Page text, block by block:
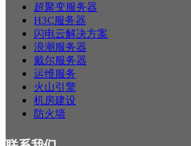
超聚变服务器
H3C服务器
闪电云解决方案
浪潮服务器
戴尔服务器
运维服务
火山引擎
机房建设
防火墙